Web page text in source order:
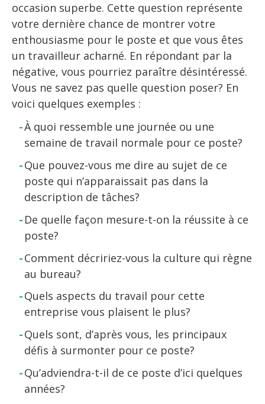
occasion superbe. Cette question représente
votre dernière chance de montrer votre
enthousiasme pour le poste et que vous êtes
un travailleur acharné. En répondant par la
négative, vous pourriez paraître désintéressé.
Vous ne savez pas quelle question poser? En
voici quelques exemples :
À quoi ressemble une journée ou une
semaine de travail normale pour ce poste?
Que pouvez-vous me dire au sujet de ce
poste qui n’apparaissait pas dans la
description de tâches?
De quelle façon mesure-t-on la réussite à ce
poste?
Comment décririez-vous la culture qui règne
au bureau?
Quels aspects du travail pour cette
entreprise vous plaisent le plus?
Quels sont, d’après vous, les principaux
défis à surmonter pour ce poste?
Qu’adviendra-t-il de ce poste d’ici quelques
années?